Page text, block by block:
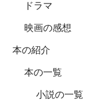
ドラマ
映画の感想
本の紹介
本の一覧
小説の一覧